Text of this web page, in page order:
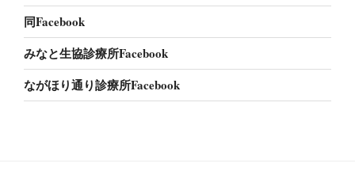
同Facebook
みなと生協診療所Facebook
ながほり通り診療所Facebook